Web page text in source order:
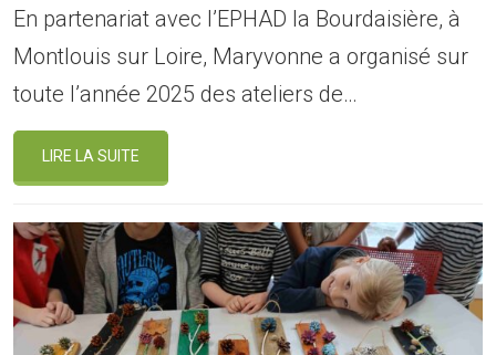
En partenariat avec l’EPHAD la Bourdaisière, à
Montlouis sur Loire, Maryvonne a organisé sur
toute l’année 2025 des ateliers de…
LIRE LA SUITE